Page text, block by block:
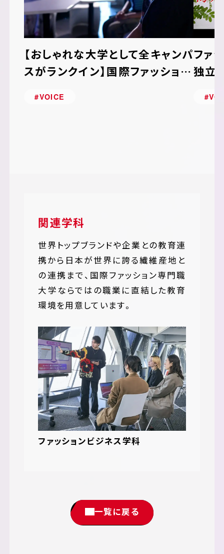
【おしゃれな大学として全キャンパ
スがランクイン】国際ファッション
#VOICE
ファ
独立
関連学科
世界トップブランドや企業との教育連
携から日本が世界に誇る繊維産地と
の連携まで、国際ファッション専門職
大学ならではの職業に直結した教育
環境を用意しています。
ファッションビジネス学科
一覧に戻る